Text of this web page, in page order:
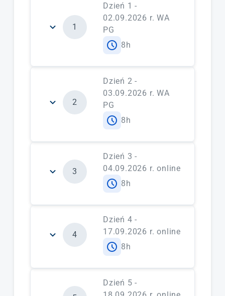
1
Dzień 1 -
02.09.2026 r. WA
PG
8h
zagadnienia
warsztaty
świadomościowe z udziałem user
experience - osób z różnymi
szczególnymi potrzebami
forma zajęć:warsztaty w podziale
2
Dzień 2 -
03.09.2026 r. WA
PG
8h
zagadnienia
warsztaty
świadomościowe z udziałem user
experience - osób z różnymi
szczególnymi potrzebami
warsztaty w podziale
na grupy
3
Dzień 3 -
04.09.2026 r. online
8h
zagadnienia merytoryczne:teoria
Uniwersalnego Projektowania
forma zajęć: wykład uczestniczący
4
Dzień 4 -
17.09.2026 r. online
8h
zagadnienia merytoryczne:prawne
aspekty dostępności i
projektowania uniwersalnego
Dzień 5 -